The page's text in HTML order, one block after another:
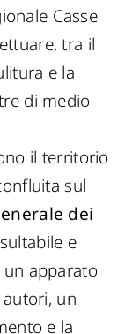
Casse
tra il
e la
di medio
il territorio
sul
dei
e
apparato
un
e la